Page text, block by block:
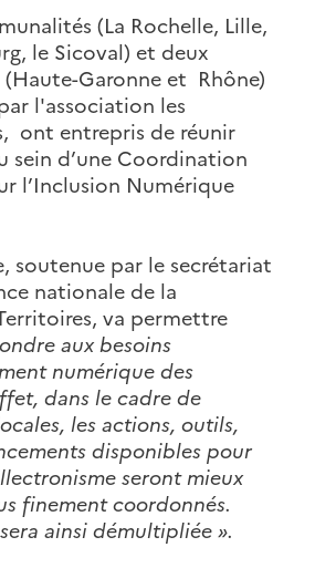
(La Rochelle, Lille,
le Sicoval) et deux
Garonne et Rhône)
l'association les
ont entrepris de réunir
sein d’une Coordination
l’Inclusion Numérique
soutenue par le secrétariat
nationale de la
va permettre
aux besoins
numérique des
dans le cadre de
les actions, outils,
disponibles pour
seront mieux
finement coordonnés.
ainsi démultipliée ».